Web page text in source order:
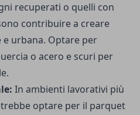
recuperati o quelli con
contribuire a creare
urbana. Optare per
o acero e scuri per
In ambienti lavorativi più
optare per il parquet